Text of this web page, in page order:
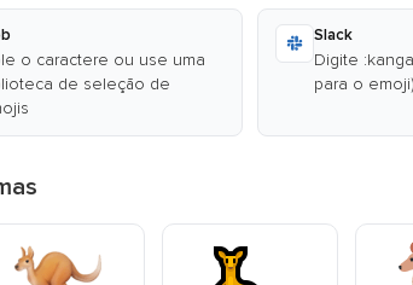
o caractere ou use uma
de seleção de
Slack
Digite
para o emoji)